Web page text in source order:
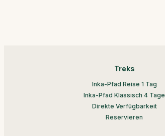
Treks
Inka-Pfad Reise 1 Tag
Inka-Pfad Klassisch 4 Tage
Direkte Verfügbarkeit
Reservieren